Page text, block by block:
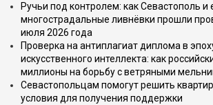
Ручьи под контролем: как Севастополь и
многострадальные ливнёвки прошли
июля 2026 года
Проверка на антиплагиат диплома в
искусственного интеллекта: как
миллионы на борьбу с ветряными
Севастопольцам помогут решить
условия для получения поддержки